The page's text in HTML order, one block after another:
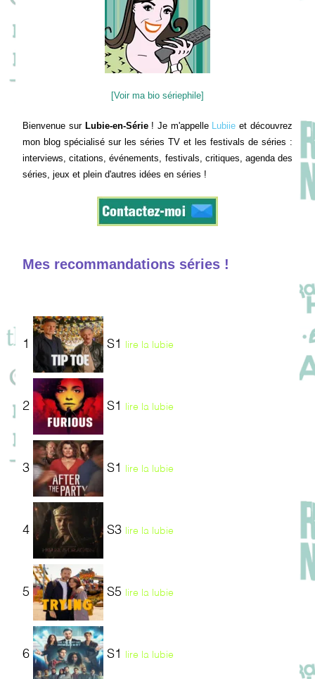
[Voir ma bio sériephile]
Bienvenue sur Lubie-en-Série! Je m'appelle Lubiie et découvrez
mon blog spécialisé sur les séries TV et les festivals de séries :
interviews, citations, événements, festivals, critiques, agenda des
séries, jeux et plein d'autres idées en séries !
Mes recommandations séries !
1 S1 lire la lubie
2 S1 lire la lubie
3 S1 lire la lubie
4 S3 lire la lubie
5 S5 lire la lubie
6 S1 lire la lubie